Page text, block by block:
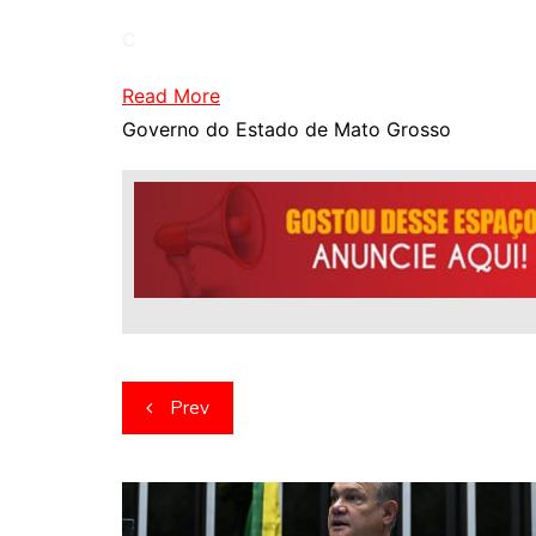
Read More
Governo do Estado de Mato Grosso
Navegação
de
artigos
Prev